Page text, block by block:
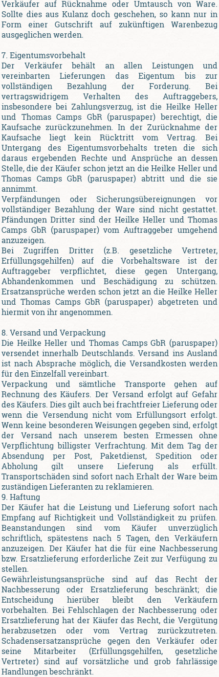
Verkäufer auf Rücknahme oder Umtausch von Ware.
Sollte dies aus Kulanz doch geschehen, so kann nur in
Form einer Gutschrift auf zukünftigen Warenbezug
ausgeglichen werden.
7. Eigentumsvorbehalt
Der Verkäufer behält an allen Leistungen und
vereinbarten Lieferungen das Eigentum bis zur
vollständigen Bezahlung der Forderung. Bei
vertragswidrigem Verhalten des Auftraggebers,
insbesondere bei Zahlungsverzug, ist die Heilke Heller
und Thomas Camps GbR (paruspaper) berechtigt, die
Kaufsache zurückzunehmen. In der Zurücknahme der
Kaufsache liegt kein Rücktritt vom Vertrag. Bei
Untergang des Eigentumsvorbehalts treten die sich
daraus ergebenden Rechte und Ansprüche an dessen
Stelle, die der Käufer schon jetzt an die Heilke Heller und
Thomas Camps GbR (paruspaper) abtritt und die sie
annimmt.
Verpfändungen oder Sicherungsübereignungen vor
vollständiger Bezahlung der Ware sind nicht gestattet.
Pfändungen Dritter sind der Heilke Heller und Thomas
Camps GbR (paruspaper) vom Auftraggeber umgehend
anzuzeigen.
Bei Zugriffen Dritter (z.B. gesetzliche Vertreter,
Erfüllungsgehilfen) auf die Vorbehaltsware ist der
Auftraggeber verpflichtet, diese gegen Untergang,
Abhandenkommen und Beschädigung zu schützen.
Ersatzansprüche werden schon jetzt an die Heilke Heller
und Thomas Camps GbR (paruspaper) abgetreten und
hiermit von ihr angenommen.
8. Versand und Verpackung
Die Heilke Heller und Thomas Camps GbR (paruspaper)
versendet innerhalb Deutschlands. Versand ins Ausland
ist nach Absprache möglich, die Versandkosten werden
für den Einzelfall vereinbart.
Verpackung und sämtliche Transporte gehen auf
Rechnung des Käufers. Der Versand erfolgt auf Gefahr
des Käufers. Dies gilt auch bei frachtfreier Lieferung oder
wenn die Versendung nicht vom Erfüllungsort erfolgt.
Wenn keine besonderen Weisungen gegeben sind, erfolgt
der Versand nach unserem besten Ermessen ohne
Verpflichtung billigster Verfrachtung. Mit dem Tag der
Absendung per Post, Paketdienst, Spedition oder
Abholung gilt unsere Lieferung als erfüllt.
Transportschäden sind sofort nach Erhalt der Ware beim
zuständigen Lieferanten zu reklamieren.
9. Haftung
Der Käufer hat die Leistung und Lieferung sofort nach
Empfang auf Richtigkeit und Vollständigkeit zu prüfen.
Beanstandungen sind vom Käufer unverzüglich
schriftlich, spätestens nach 5 Tagen, den Verkäufern
anzuzeigen. Der Käufer hat die für eine Nachbesserung
bzw. Ersatzlieferung erforderliche Zeit zur Verfügung zu
stellen.
Gewährleistungsansprüche sind auf das Recht der
Nachbesserung oder Ersatzlieferung beschränkt; die
Entscheidung hierüber bleibt den Verkäufern
vorbehalten. Bei Fehlschlagen der Nachbesserung oder
Ersatzlieferung hat der Käufer das Recht, die Vergütung
herabzusetzen oder vom Vertrag zurückzutreten.
Schadensersatzansprüche gegen den Verkäufer oder
seine Mitarbeiter (Erfüllungsgehilfen, gesetzliche
Vertreter) sind auf vorsätzliche und grob fahrlässige
Handlungen beschränkt.